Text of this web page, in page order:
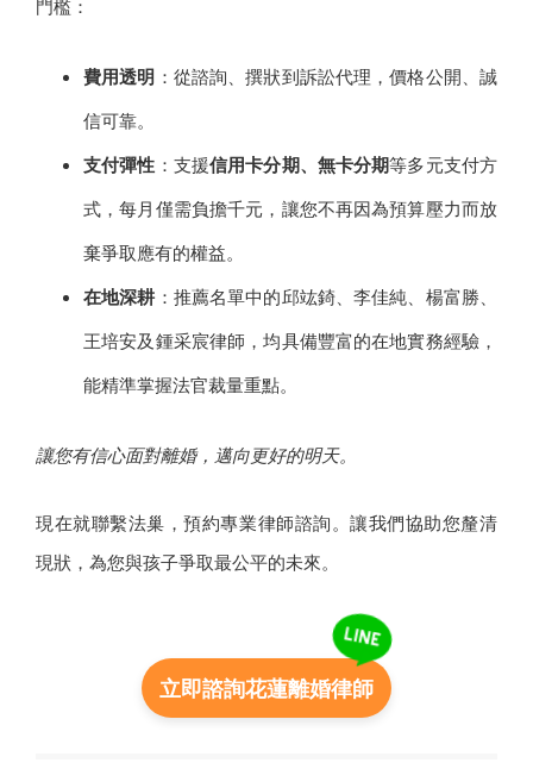
門檻：
費用透明 ：從諮詢、撰狀到訴訟代理，價格公開、誠
信可靠。
支付彈性 ：支援信用卡分期、無卡分期等多元支付方
式，每月僅需負擔千元，讓您不再因為預算壓力而放
棄爭取應有的權益。
在地深耕 ：推薦名單中的邱竑錡、李佳純、楊富勝、
王培安及鍾采宸律師，均具備豐富的在地實務經驗，
能精準掌握法官裁量重點。
讓您有信心面對離婚，邁向更好的明天。
現在就聯繫法巢，預約專業律師諮詢。讓我們協助您釐清
現狀，為您與孩子爭取最公平的未來。
立即諮詢花蓮離婚律師